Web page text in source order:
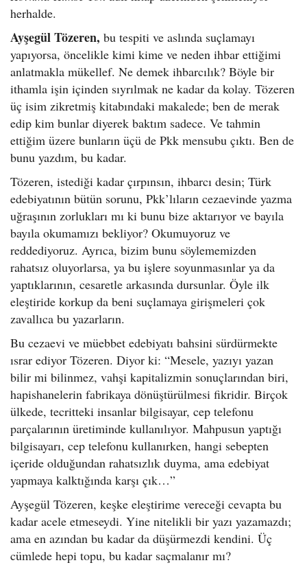
herhalde.
Ayşegül Tözeren, bu tespiti ve aslında suçlamayı
yapıyorsa, öncelikle kimi kime ve neden ihbar ettiğimi
anlatmakla mükellef. Ne demek ihbarcılık? Böyle bir
ithamla işin içinden sıyrılmak ne kadar da kolay. Tözeren
üç isim zikretmiş kitabındaki makalede; ben de merak
edip kim bunlar diyerek baktım sadece. Ve tahmin
ettiğim üzere bunların üçü de Pkk mensubu çıktı. Ben de
bunu yazdım, bu kadar.
Tözeren, istediği kadar çırpınsın, ihbarcı desin; Türk
edebiyatının bütün sorunu, Pkk’lıların cezaevinde yazma
uğraşının zorlukları mı ki bunu bize aktarıyor ve bayıla
bayıla okumamızı bekliyor? Okumuyoruz ve
reddediyoruz. Ayrıca, bizim bunu söylememizden
rahatsız oluyorlarsa, ya bu işlere soyunmasınlar ya da
yaptıklarının, cesaretle arkasında dursunlar. Öyle ilk
eleştiride korkup da beni suçlamaya girişmeleri çok
zavallıca bu yazarların.
Bu cezaevi ve müebbet edebiyatı bahsini sürdürmekte
ısrar ediyor Tözeren. Diyor ki: “Mesele, yazıyı yazan
bilir mi bilinmez, vahşi kapitalizmin sonuçlarından biri,
hapishanelerin fabrikaya dönüştürülmesi fikridir. Birçok
ülkede, tecritteki insanlar bilgisayar, cep telefonu
parçalarının üretiminde kullanılıyor. Mahpusun yaptığı
bilgisayarı, cep telefonu kullanırken, hangi sebepten
içeride olduğundan rahatsızlık duyma, ama edebiyat
yapmaya kalktığında karşı çık…”
Ayşegül Tözeren, keşke eleştirime vereceği cevapta bu
kadar acele etmeseydi. Yine nitelikli bir yazı yazamazdı;
ama en azından bu kadar da düşürmezdi kendini. Üç
cümlede hepi topu, bu kadar saçmalanır mı?